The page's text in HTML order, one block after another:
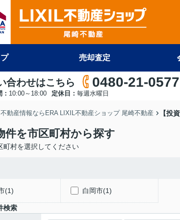
プ 売却査定
合わせはこちら 0480-21-0577
10:00～18:00 定休日： 毎週水曜日
動産情報ならERA LIXIL不動産ショップ 尾崎不動産 【投
件を市区町村から探す
町村を選択してください
(1) 白岡市(1)
検索